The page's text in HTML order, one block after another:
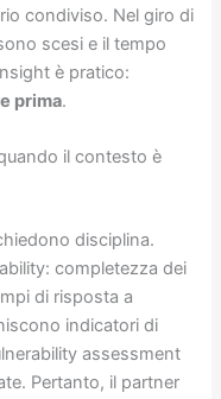
condiviso. Nel giro di
scesi e il tempo
è pratico:
prima.
il contesto è
disciplina.
completezza dei
di risposta a
indicatori di
assessment
Pertanto, il partner